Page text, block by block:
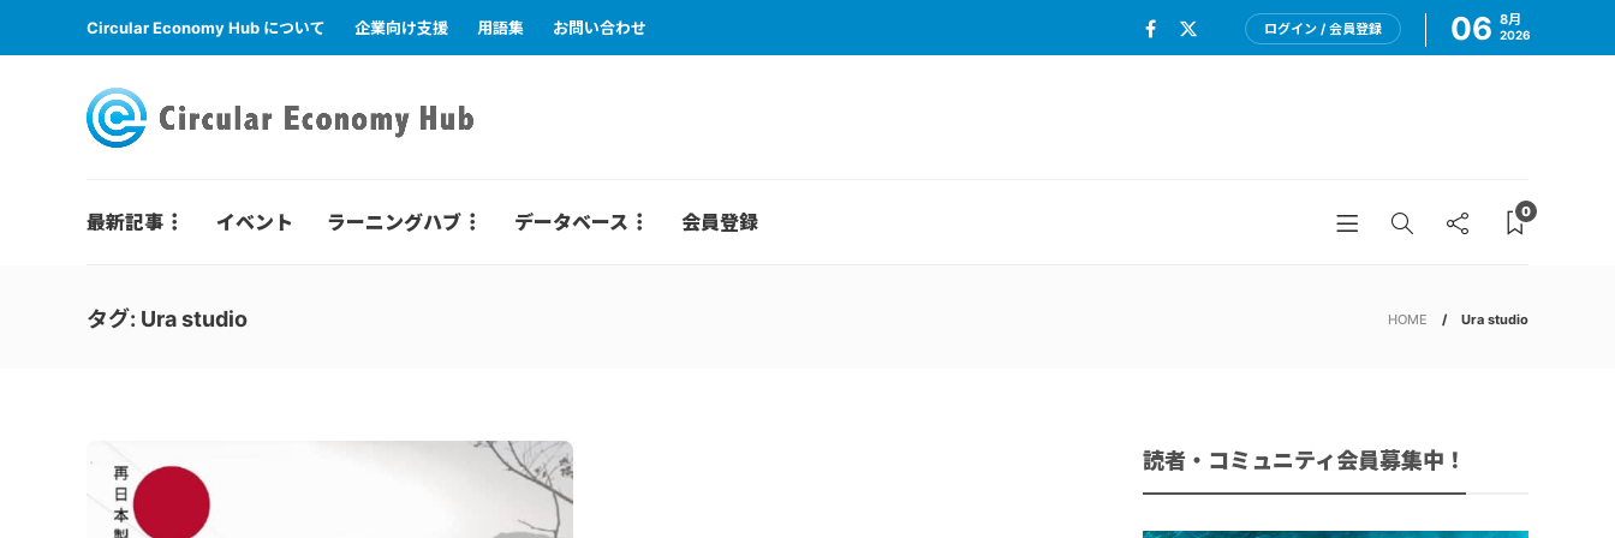
Circular Economy Hub について 企業向け支援 用語集 お問い合わせ ログイン / 会員登録 06 8月
2026
最新記事 イベント ラーニングハブ データベース 会員登録 0
タグ: Ura studio HOME Ura studio
読者・コミュニティ会員募集中！